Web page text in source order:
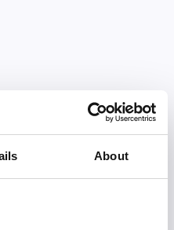
About
i Jobbnytt